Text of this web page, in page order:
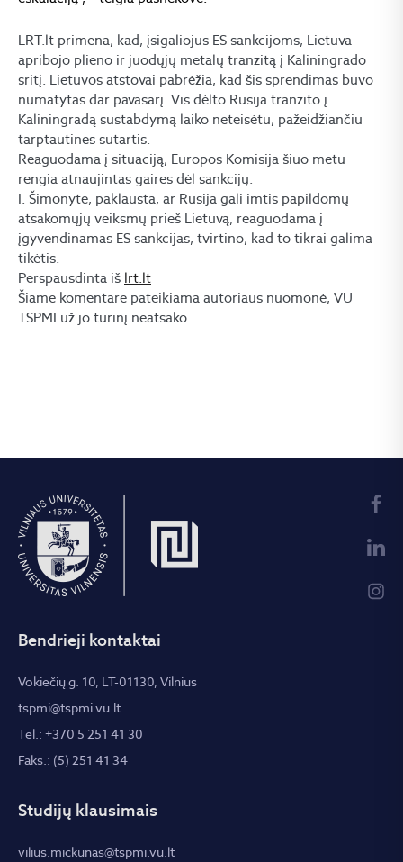
LRT.lt primena, kad, įsigaliojus ES sankcijoms, Lietuva
apribojo plieno ir juodųjų metalų tranzitą į Kaliningrado
sritį. Lietuvos atstovai pabrėžia, kad šis sprendimas buvo
numatytas dar pavasarį. Vis dėlto Rusija tranzito į
Kaliningradą sustabdymą laiko neteisėtu, pažeidžiančiu
tarptautines sutartis.
Reaguodama į situaciją, Europos Komisija šiuo metu
rengia atnaujintas gaires dėl sankcijų.
I. Šimonytė, paklausta, ar Rusija gali imtis papildomų
atsakomųjų veiksmų prieš Lietuvą, reaguodama į
įgyvendinamas ES sankcijas, tvirtino, kad to tikrai galima
tikėtis.
Perspausdinta iš lrt.lt
Šiame komentare pateikiama autoriaus nuomonė, VU
TSPMI už jo turinį neatsako
Bendrieji kontaktai
Vokiečių g. 10, LT-01130, Vilnius
tspmi@tspmi.vu.lt
Tel.: +370 5 251 41 30
Faks.: (5) 251 41 34
Studijų klausimais
vilius.mickunas@tspmi.vu.lt